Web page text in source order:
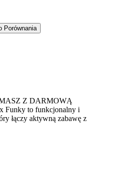
Porównania
Z DARMOWĄ
Funky to funkcjonalny i
łączy aktywną zabawę z